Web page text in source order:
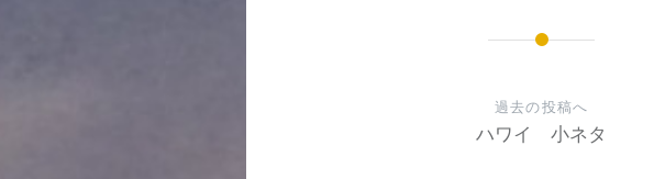
過去の投稿へ
ハワイ 小ネタ